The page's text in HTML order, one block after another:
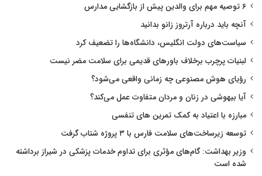
۶ توصیه مهم برای والدین پیش از بازگشایی مدارس
آنچه باید درباره آرتروز زانو بدانید
سیاست‌های دولت انگلیس، دانشگاه‌ها را تضعیف کرد
لبنیات پرچرب برخلاف باورهای قدیمی برای سلامت مضر نیست
رؤیای هوش مصنوعی چه زمانی واقعی می‌شود؟
آیا بیهوشی در زنان و مردان متفاوت عمل می‌کند؟
مبارزه با اعتیاد به کمک تمرین های تنفسی
توسعه زیرساخت‌های سلامت فارس با ۳ پروژه شتاب گرفت
وزیر بهداشت: گام‌های مؤثری برای تداوم خدمات پزشکی در شیراز برداشته
شده است